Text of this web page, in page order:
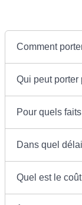
Comment
Qui peut porter
Pour quels
Dans quel
Quel est le